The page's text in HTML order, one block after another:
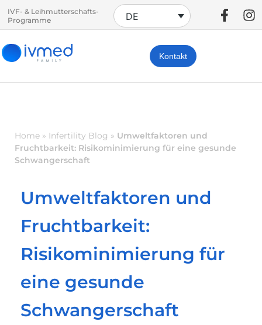
IVF- & Leihmutterschafts-
Programme
DE
Kontakt
Home » Infertility Blog » Umweltfaktoren und
Fruchtbarkeit: Risikominimierung für eine gesunde
Schwangerschaft
Umweltfaktoren und
Fruchtbarkeit:
Risikominimierung für
eine gesunde
Schwangerschaft